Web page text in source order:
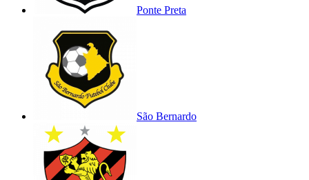
Ponte Preta
São Bernardo